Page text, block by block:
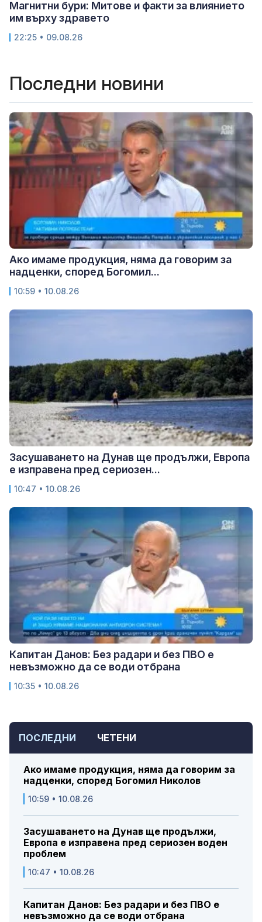
ПОСЛЕДНИ ЧЕТЕНИ
Ако имаме продукция, няма да говорим за
надценки, според Богомил Николов
10:59 • 10.08.26
Засушаването на Дунав ще продължи,
Европа е изправена пред сериозен воден
проблем
10:47 • 10.08.26
Капитан Данов: Без радари и без ПВО е
невъзможно да се води отбрана
Магнитни бури: Митове и факти за влиянието
им върху здравето
22:25 • 09.08.26
Последни новини
Ако имаме продукция, няма да говорим за
надценки, според Богомил...
10:59 • 10.08.26
Засушаването на Дунав ще продължи, Европа
е изправена пред сериозен...
10:47 • 10.08.26
Капитан Данов: Без радари и без ПВО е
невъзможно да се води отбрана
10:35 • 10.08.26